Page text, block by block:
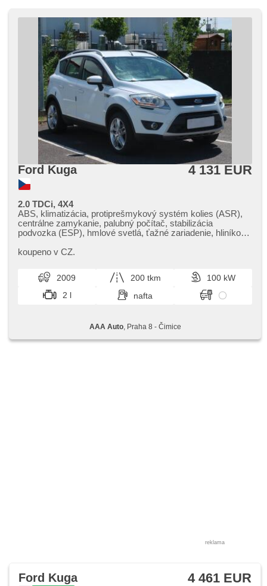
Ford Kuga 4 131 EUR
2.0 TDCi, 4X4
ABS, klimatizácia, protiprešmykový systém kolies (ASR),
centrálne zamykanie, palubný počítač, stabilizácia
podvozka (ESP), hmlové svetlá, ťažné zariadenie, hliníkové
autorádio, manuálna prevodovka, pohon 4 x 4
koupeno v CZ.
2009 200 tkm
100 kW
2 l
nafta
AAA Auto, Praha 8 - Čimice
reklama
Ford Kuga 4 461 EUR